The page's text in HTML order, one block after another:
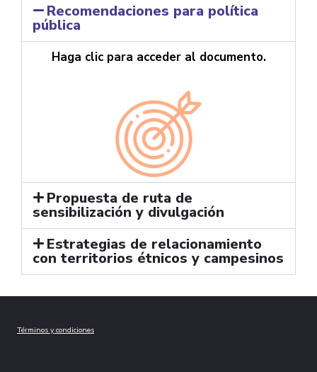
Recomendaciones para política
pública
Haga clic para acceder al documento.
Propuesta de ruta de
sensibilización y divulgación
Estrategias de relacionamiento
con territorios étnicos y campesinos
Términos y condiciones